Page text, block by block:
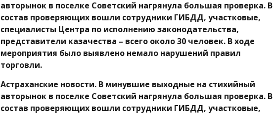
авторынок в поселке Советский нагрянула большая проверка. В
состав проверяющих вошли сотрудники ГИБДД, участковые,
специалисты Центра по исполнению законодательства,
представители казачества – всего около 30 человек. В ходе
мероприятия было выявлено немало нарушений правил
торговли.
Астраханские новости. В минувшие выходные на стихийный
авторынок в поселке Советский нагрянула большая проверка. В
состав проверяющих вошли сотрудники ГИБДД, участковые,